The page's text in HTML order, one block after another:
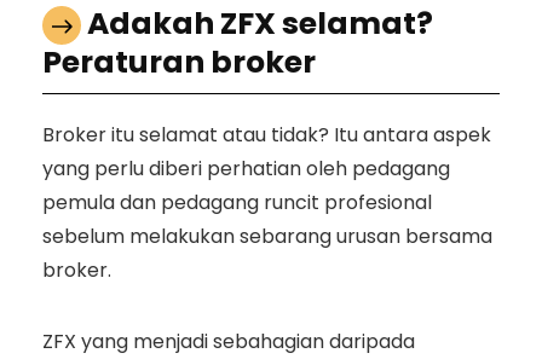
Adakah ZFX selamat?
Peraturan broker
Broker itu selamat atau tidak? Itu antara aspek
yang perlu diberi perhatian oleh pedagang
pemula dan pedagang runcit profesional
sebelum melakukan sebarang urusan bersama
broker.
ZFX yang menjadi sebahagian daripada